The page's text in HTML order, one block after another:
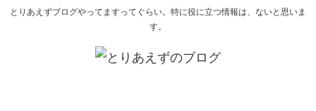
とりあえずブログやってますってぐらい。特に役に立つ情報は、ないと思いま
す。